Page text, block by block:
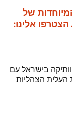
של
אלינו:
בישראל עם